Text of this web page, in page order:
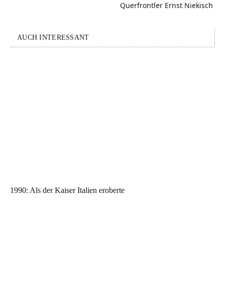
Querfrontler Ernst Niekisch
AUCH INTERESSANT
1990: Als der Kaiser Italien eroberte